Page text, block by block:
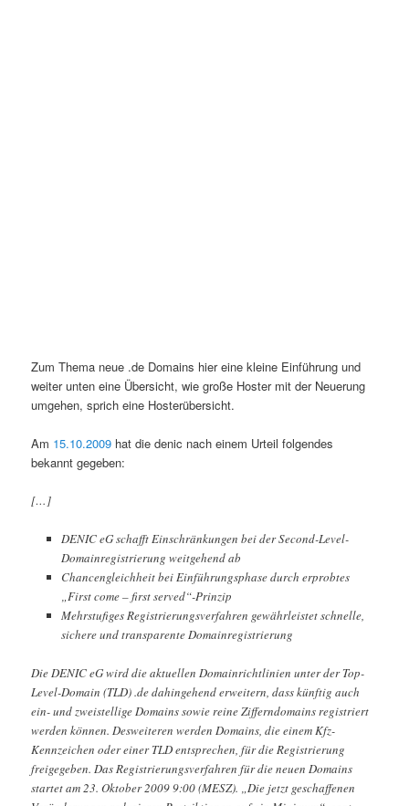
Zum Thema neue .de Domains hier eine kleine Einführung und
weiter unten eine Übersicht, wie große Hoster mit der Neuerung
umgehen, sprich eine Hosterübersicht.
Am 15.10.2009 hat die denic nach einem Urteil folgendes
bekannt gegeben:
[…]
DENIC eG schafft Einschränkungen bei der Second-Level-
Domainregistrierung weitgehend ab
Chancengleichheit bei Einführungsphase durch erprobtes
„First come – first served“-Prinzip
Mehrstufiges Registrierungsverfahren gewährleistet schnelle,
sichere und transparente Domainregistrierung
Die DENIC eG wird die aktuellen Domainrichtlinien unter der Top-
Level-Domain (TLD) .de dahingehend erweitern, dass künftig auch
ein- und zweistellige Domains sowie reine Zifferndomains registriert
werden können. Desweiteren werden Domains, die einem Kfz-
Kennzeichen oder einer TLD entsprechen, für die Registrierung
freigegeben. Das Registrierungsverfahren für die neuen Domains
startet am 23. Oktober 2009 9:00 (MESZ). „Die jetzt geschaffenen